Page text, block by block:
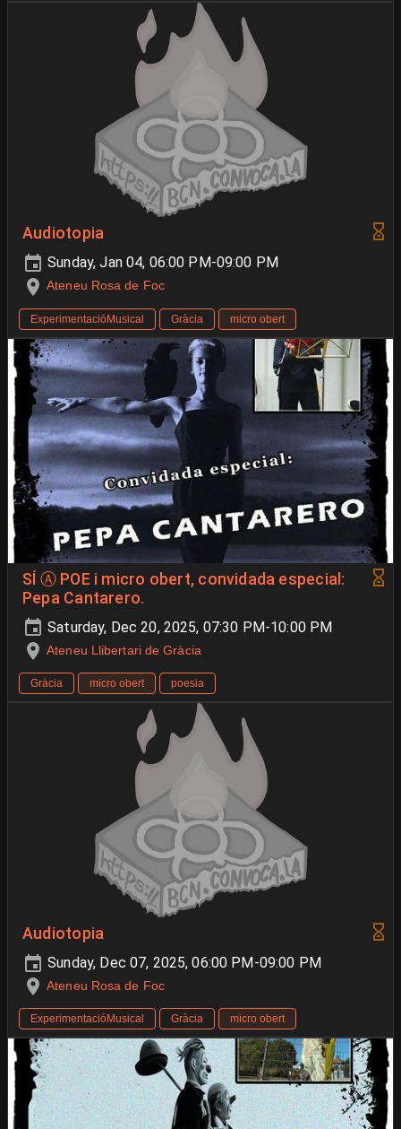
Audiotopia
Sunday, Jan 04, 06:00 PM-09:00 PM
Ateneu Rosa de Foc
ExperimentacióMusical Gràcia micro obert
SÍ Ⓐ POE i micro obert, convidada especial:
Pepa Cantarero.
Saturday, Dec 20, 2025, 07:30 PM-10:00 PM
Ateneu Llibertari de Gràcia
Gràcia micro obert poesia
Audiotopia
Sunday, Dec 07, 2025, 06:00 PM-09:00 PM
Ateneu Rosa de Foc
ExperimentacióMusical Gràcia micro obert